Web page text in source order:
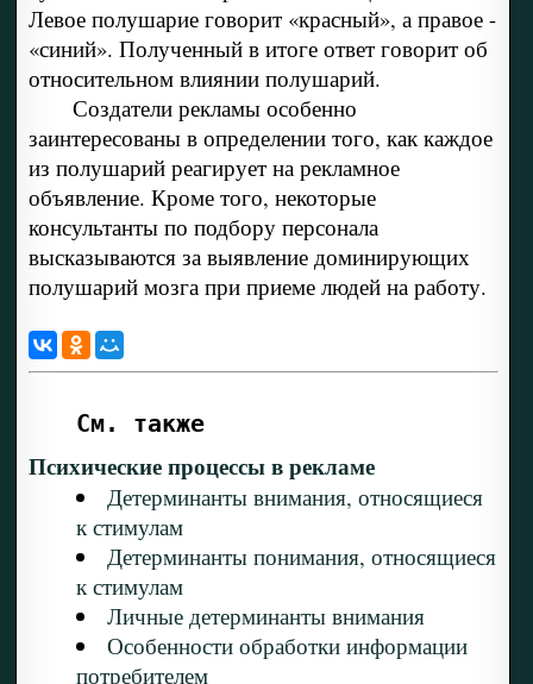
Левое полушарие говорит «красный», а правое -
«синий». Полученный в итоге ответ говорит об
относитель­ном влиянии полушарий.
Создатели рекламы особенно
заинтересованы в определении того, как каждое
из полушарий реагирует на рекламное
объявление. Кроме того, некоторые
консультанты по подбору персонала
высказываются за выявление доминирую­щих
полушарий мозга при приеме людей на работу.
См. также
Психические процессы в рекламе
Детерминанты внимания, относящиеся
к стимулам
Детерминанты понимания, относящиеся
к стимулам
Личные детерминанты внимания
Особенности обработки информации
потребителем